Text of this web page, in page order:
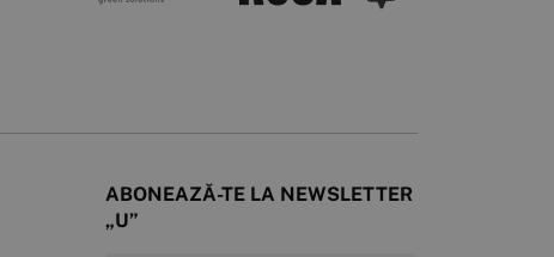
ABONEAZĂ-TE LA NEWSLETTER
„U”